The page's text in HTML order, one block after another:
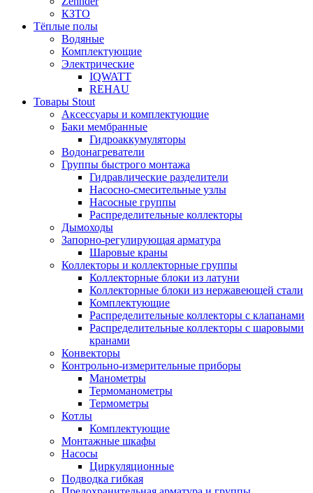
КЗТО
Тёплые полы
Водяные
Комплектующие
Электрические
IQWATT
REHAU
Товары Stout
Аксессуары и комплектующие
Баки мембранные
Гидроаккумуляторы
Водонагреватели
Группы быстрого монтажа
Гидравлические разделители
Насосно-смесительные узлы
Насосные группы
Распределительные коллекторы
Дымоходы
Запорно-регулирующая арматура
Шаровые краны
Коллекторы и коллекторные группы
Коллекторные блоки из латуни
Коллекторные блоки из нержавеющей стали
Комплектующие
Распределительные коллекторы с клапанами
Распределительные коллекторы с шаровыми
кранами
Конвекторы
Контрольно-измерительные приборы
Манометры
Термоманометры
Термометры
Котлы
Комплектующие
Монтажные шкафы
Насосы
Циркуляционные
Подводка гибкая